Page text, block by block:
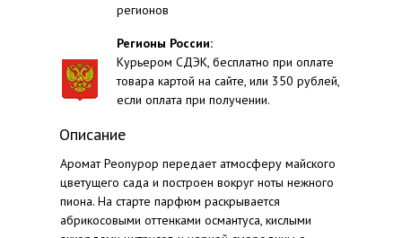
регионов
Регионы России:
Курьером СДЭК, бесплатно при оплате
товара картой на сайте, или 350 рублей,
если оплата при получении.
Описание
Аромат Peonypop передает атмосферу майского
цветущего сада и построен вокруг ноты нежного
пиона. На старте парфюм раскрывается
абрикосовыми оттенками османтуса, кислыми